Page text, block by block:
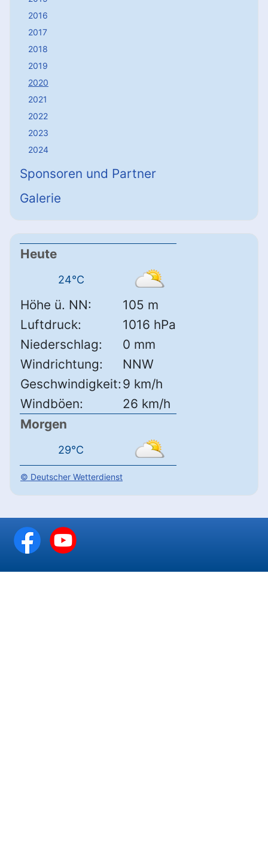
2016
2017
2018
2019
2020
2021
2022
2023
2024
Sponsoren und Partner
Galerie
Heute
24°C
Höhe ü. NN:
105 m
Luftdruck:
1016 hPa
Niederschlag:
0 mm
Windrichtung:
NNW
Geschwindigkeit: 9 km/h
Windböen:
26 km/h
Morgen
29°C
© Deutscher Wetterdienst